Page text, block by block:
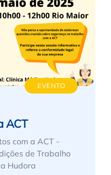
EVENTO
ACT
com a ACT -
de Trabalho
Hudora